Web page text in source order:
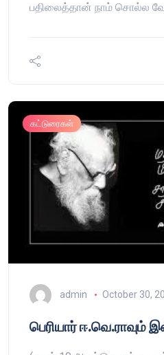
பதிலைத்தான் நாம் சொல்ல
கட்டுரைகள்
admin October 30,
பெரியார் ஈ.வெ.ராவும்